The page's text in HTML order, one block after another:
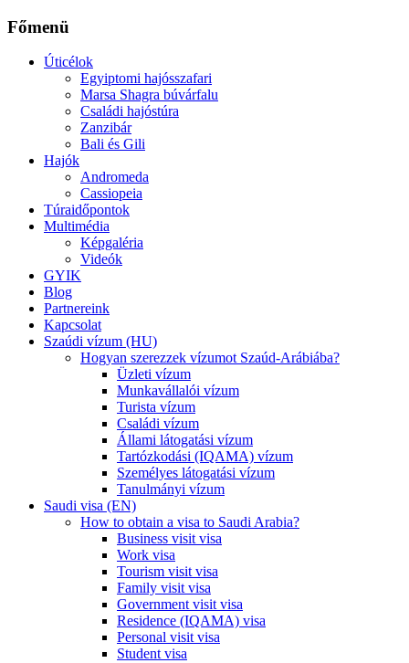
Főmenü
Úticélok
Egyiptomi hajósszafari
Marsa Shagra búvárfalu
Családi hajóstúra
Zanzibár
Bali és Gili
Hajók
Andromeda
Cassiopeia
Túraidőpontok
Multimédia
Képgaléria
Videók
GYIK
Blog
Partnereink
Kapcsolat
Szaúdi vízum (HU)
Hogyan szerezzek vízumot Szaúd-Arábiába?
Üzleti vízum
Munkavállalói vízum
Turista vízum
Családi vízum
Állami látogatási vízum
Tartózkodási (IQAMA) vízum
Személyes látogatási vízum
Tanulmányi vízum
Saudi visa (EN)
How to obtain a visa to Saudi Arabia?
Business visit visa
Work visa
Tourism visit visa
Family visit visa
Government visit visa
Residence (IQAMA) visa
Personal visit visa
Student visa